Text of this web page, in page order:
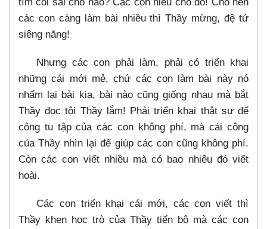
các con càng làm bài nhiều thì Thầy mừng, đệ tử
siêng năng!
Nhưng các con phải làm, phải có triển khai
những cái mới mẻ, chứ các con làm bài này nó
nhẩm lại bài kia, bài nào cũng giống nhau mà bắt
Thầy đọc tội Thầy lắm! Phải triển khai thật sự để
công tu tập của các con không phí, mà cái công
của Thầy nhìn lại để giúp các con cũng không phí.
Còn các con viết nhiều mà có bao nhiêu đó viết
hoài.
Các con triển khai cái mới, các con viết thì
Thầy khen học trò của Thầy tiến bộ mà các con